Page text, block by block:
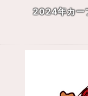
2024年カー